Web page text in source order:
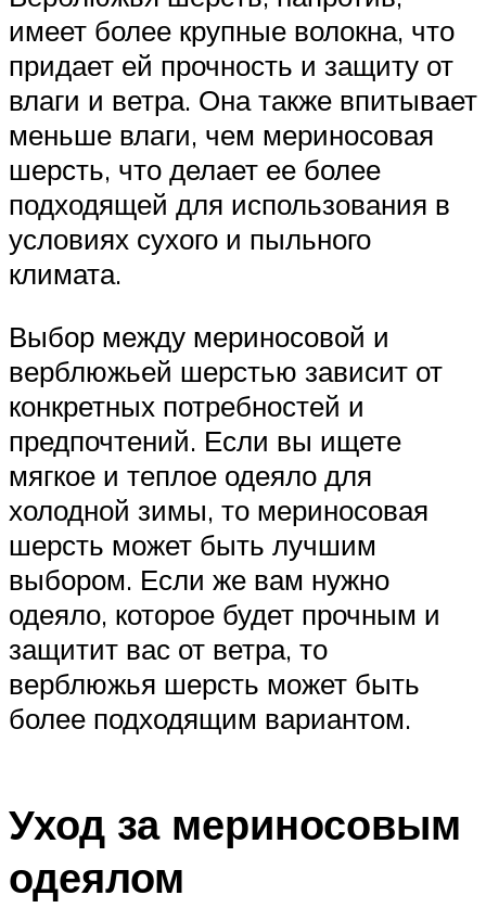
имеет более крупные волокна, что
придает ей прочность и защиту от
влаги и ветра. Она также впитывает
меньше влаги, чем мериносовая
шерсть, что делает ее более
подходящей для использования в
условиях сухого и пыльного
климата.
Выбор между мериносовой и
верблюжьей шерстью зависит от
конкретных потребностей и
предпочтений. Если вы ищете
мягкое и теплое одеяло для
холодной зимы, то мериносовая
шерсть может быть лучшим
выбором. Если же вам нужно
одеяло, которое будет прочным и
защитит вас от ветра, то
верблюжья шерсть может быть
более подходящим вариантом.
Уход за мериносовым
одеялом